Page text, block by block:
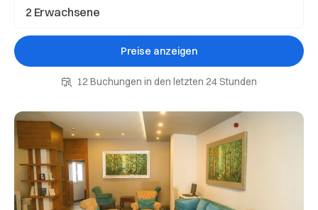
Preise anzeigen
12 Buchungen in den letzten 24 Stunden